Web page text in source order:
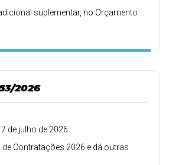
suplementar, no Orçamento
2026
de julho de 2026
Contratações 2026 e dá outras